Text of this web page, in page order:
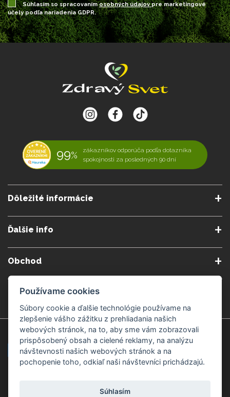
Súhlasím so spracovanímosobných údajovpre marketingové
účely podľa nariadenia GDPR.
99%
zákazníkov odporúča podľa dotazníka
spokojnosti za posledných 90 dní
Dôležité informácie
Ochrana osobných údajov
Cookies nastavenia
Ďalšie info
Gemmoterapia
Obchod
Kamenné predajne
Považská Bystrica v Kauflande Považská Bystrica Mpark
Žilina Čadca
Záruka kvality
Používame cookies
Súbory cookie a ďalšie technológie používame na
zlepšenie vášho zážitku z prehliadania našich
webových stránok, na to, aby sme vám zobrazovali
prispôsobený obsah a cielené reklamy, na analýzu
návštevnosti našich webových stránok a na
pochopenie toho, odkiaľ naši návštevníci prichádzajú.
Súhlasím